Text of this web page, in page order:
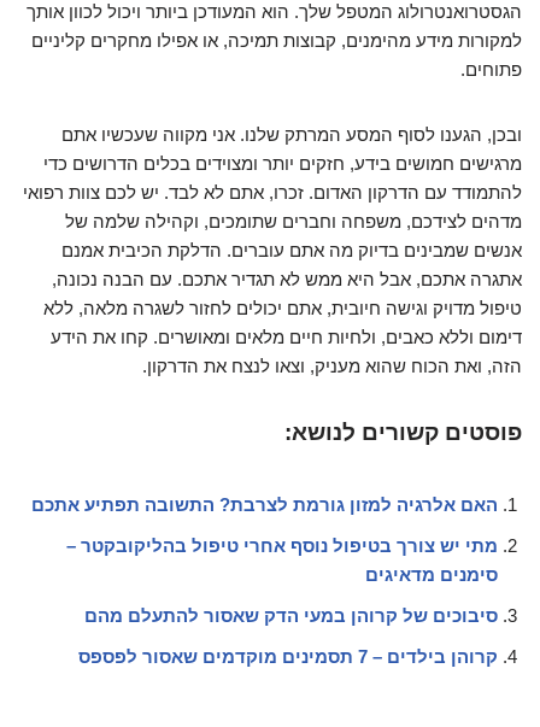
הגסטרואנטרולוג המטפל שלך. הוא המעודכן ביותר ויכול לכוון אותך
למקורות מידע מהימנים, קבוצות תמיכה, או אפילו מחקרים קליניים
פתוחים.
ובכן, הגענו לסוף המסע המרתק שלנו. אני מקווה שעכשיו אתם
מרגישים חמושים בידע, חזקים יותר ומצוידים בכלים הדרושים כדי
להתמודד עם הדרקון האדום. זכרו, אתם לא לבד. יש לכם צוות רפואי
מדהים לצידכם, משפחה וחברים שתומכים, וקהילה שלמה של
אנשים שמבינים בדיוק מה אתם עוברים. הדלקת הכיבית אמנם
אתגרה אתכם, אבל היא ממש לא תגדיר אתכם. עם הבנה נכונה,
טיפול מדויק וגישה חיובית, אתם יכולים לחזור לשגרה מלאה, ללא
דימום וללא כאבים, ולחיות חיים מלאים ומאושרים. קחו את הידע
הזה, ואת הכוח שהוא מעניק, וצאו לנצח את הדרקון.
פוסטים קשורים לנושא:
האם אלרגיה למזון גורמת לצרבת? התשובה תפתיע אתכם
מתי יש צורך בטיפול נוסף אחרי טיפול בהליקובקטר –
סימנים מדאיגים
סיבוכים של קרוהן במעי הדק שאסור להתעלם מהם
קרוהן בילדים – 7 תסמינים מוקדמים שאסור לפספס